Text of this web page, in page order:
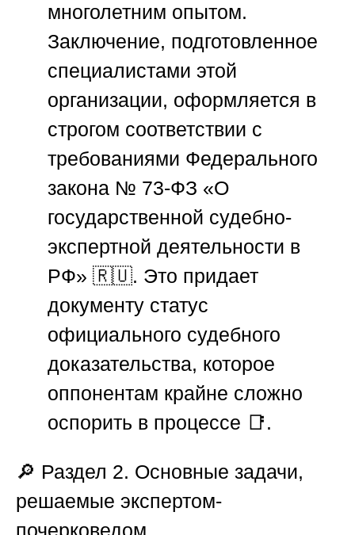
многолетним опытом.
Заключение, подготовленное
специалистами этой
организации, оформляется в
строгом соответствии с
требованиями Федерального
закона № 73-ФЗ «О
государственной судебно-
экспертной деятельности в
РФ» 🇷🇺. Это придает
документу статус
официального судебного
доказательства, которое
оппонентам крайне сложно
оспорить в процессе 📑.
🔎 Раздел 2. Основные задачи,
решаемые экспертом-
почерковедом